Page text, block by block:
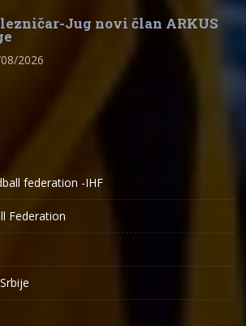
Jug novi član ARKUS
2026
federation -IHF
Federation